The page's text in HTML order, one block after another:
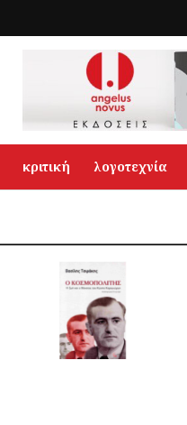
κριτική λογοτεχνία